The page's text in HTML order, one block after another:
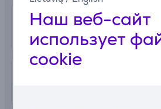
Наш веб-сайт
использует
cookie
В почтовый автомат
11. - 13. августа